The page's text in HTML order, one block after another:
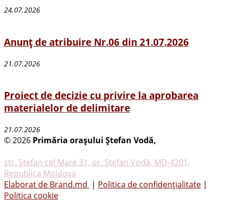
24.07.2026
Anunț de atribuire Nr.06 din 21.07.2026
21.07.2026
Proiect de decizie cu privire la aprobarea
materialelor de delimitare
21.07.2026
© 2026 Primăria oraşului Ştefan Vodă,
str. Ştefan cel Mare 31, or. Ştefan Vodă, MD-4201,
Republica Moldova
Elaborat de Brand.md | Politica de confidențialitate |
Politica cookie